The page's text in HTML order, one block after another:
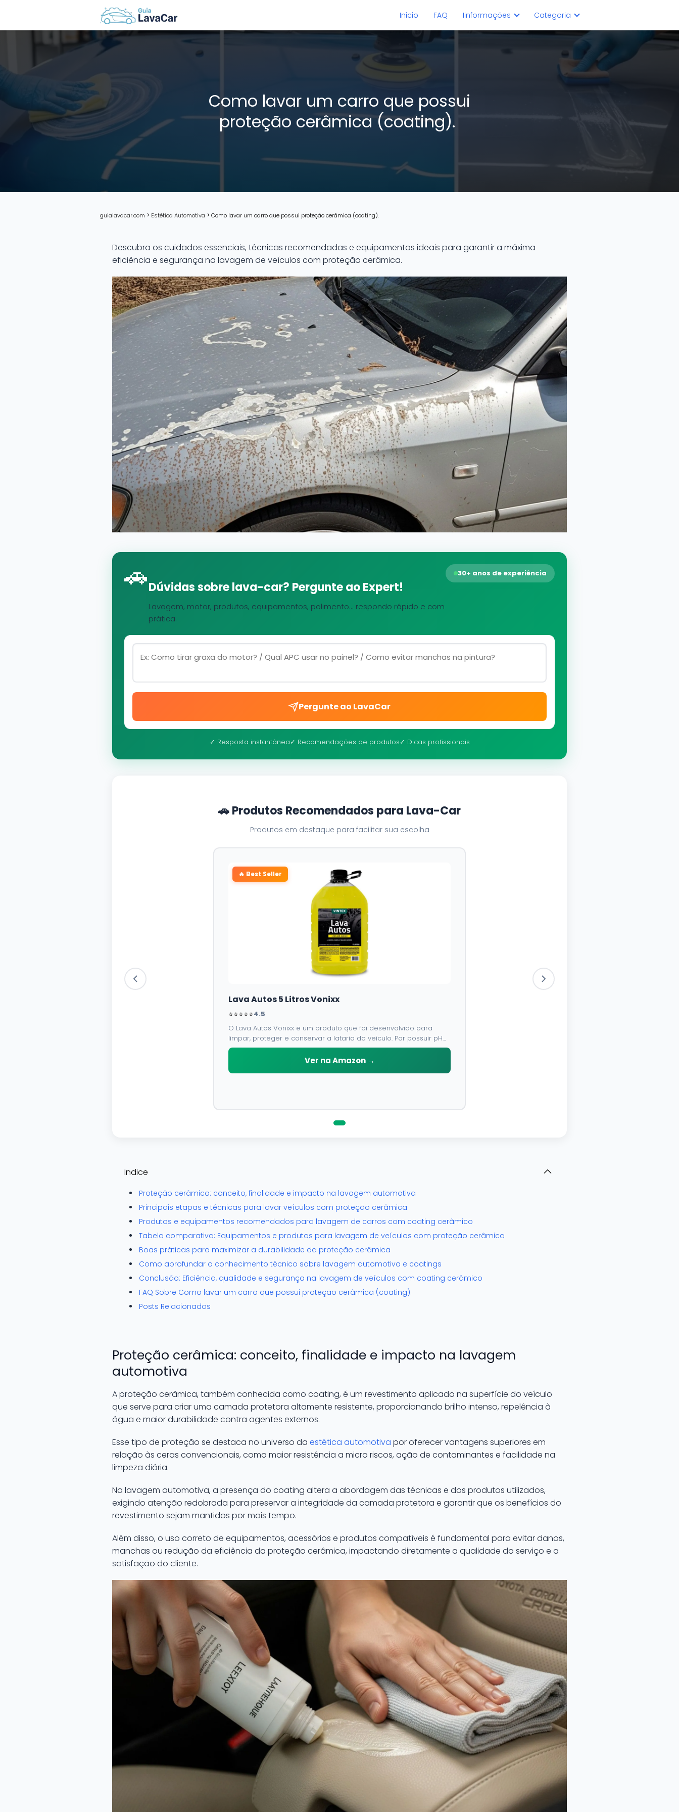
Inicio FAQ Iinformações Categoria
Como lavar um carro que possui
proteção cerâmica (coating).
guialavacar.com Estética Automotiva Como lavar um carro que possui proteção cerâmica (coating).
Descubra os cuidados essenciais, técnicas recomendadas e equipamentos ideais para garantir a máxima
eficiência e segurança na lavagem de veículos com proteção cerâmica.
🚗Dúvidas sobre lava-car? Pergunte ao Expert!
Lavagem, motor, produtos, equipamentos, polimento... respondo rápido e com
prática.
30+ anos de experiência
Pergunte ao LavaCar
✓ Resposta instantânea✓ Recomendações de produtos✓ Dicas profissionais
🚗 Produtos Recomendados para Lava-Car
Produtos em destaque para facilitar sua escolha
🔥 Best Seller
Lava Autos 5 Litros Vonixx
⭐⭐⭐⭐⭐4.5
O Lava Autos Vonixx e um produto que foi desenvolvido para
limpar, proteger e conservar a lataria do veiculo. Por possuir pH
neutro, pode ser aplicado em qualquer superficie sem correr o
Ver na Amazon →
Indice
Proteção cerâmica: conceito, finalidade e impacto na lavagem automotiva
Principais etapas e técnicas para lavar veículos com proteção cerâmica
Produtos e equipamentos recomendados para lavagem de carros com coating cerâmico
Tabela comparativa: Equipamentos e produtos para lavagem de veículos com proteção cerâmica
Boas práticas para maximizar a durabilidade da proteção cerâmica
Como aprofundar o conhecimento técnico sobre lavagem automotiva e coatings
Conclusão: Eficiência, qualidade e segurança na lavagem de veículos com coating cerâmico
FAQ Sobre Como lavar um carro que possui proteção cerâmica (coating).
Posts Relacionados
Proteção cerâmica: conceito, finalidade e impacto na lavagem
automotiva
A proteção cerâmica, também conhecida como coating, é um revestimento aplicado na superfície do veículo
que serve para criar uma camada protetora altamente resistente, proporcionando brilho intenso, repelência à
água e maior durabilidade contra agentes externos.
Esse tipo de proteção se destaca no universo da estética automotiva por oferecer vantagens superiores em
relação às ceras convencionais, como maior resistência a micro riscos, ação de contaminantes e facilidade na
limpeza diária.
Na lavagem automotiva, a presença do coating altera a abordagem das técnicas e dos produtos utilizados,
exigindo atenção redobrada para preservar a integridade da camada protetora e garantir que os benefícios do
revestimento sejam mantidos por mais tempo.
Além disso, o uso correto de equipamentos, acessórios e produtos compatíveis é fundamental para evitar danos,
manchas ou redução da eficiência da proteção cerâmica, impactando diretamente a qualidade do serviço e a
satisfação do cliente.